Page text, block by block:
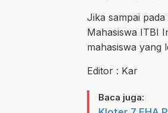
Jika sampai
Mahasiswa ITBI
mahasiswa yang
Editor : Kar
Baca juga: